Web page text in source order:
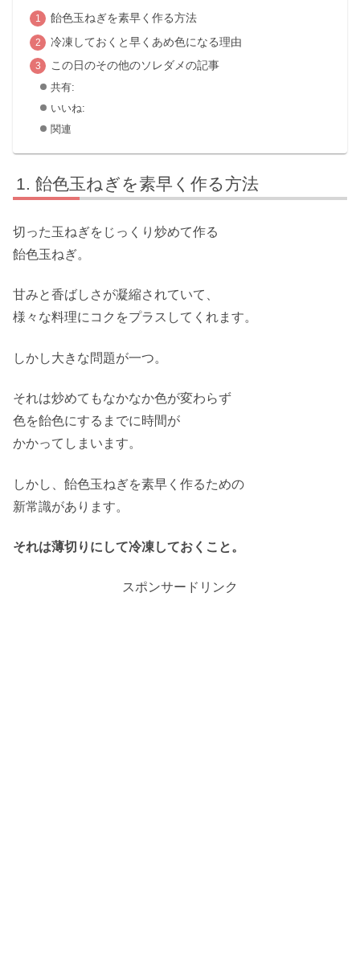
飴色玉ねぎを素早く作る方法
冷凍しておくと早くあめ色になる理由
この日のその他のソレダメの記事
共有:
いいね:
関連
飴色玉ねぎを素早く作る方法
切った玉ねぎをじっくり炒めて作る
飴色玉ねぎ。
甘みと香ばしさが凝縮されていて、
様々な料理にコクをプラスしてくれます。
しかし大きな問題が一つ。
それは炒めてもなかなか色が変わらず
色を飴色にするまでに時間が
かかってしまいます。
しかし、飴色玉ねぎを素早く作るための
新常識があります。
それは薄切りにして冷凍しておくこと。
スポンサードリンク